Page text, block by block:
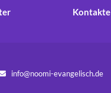
Kontakte
info@noomi-evangelisch.de